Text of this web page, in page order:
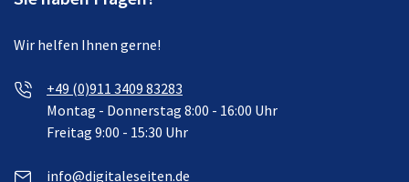
Wir helfen Ihnen gerne!
+49 (0)911 3409 83283
Montag - Donnerstag 8:00 - 16:00 Uhr
Freitag 9:00 - 15:30 Uhr
info@digitaleseiten.de